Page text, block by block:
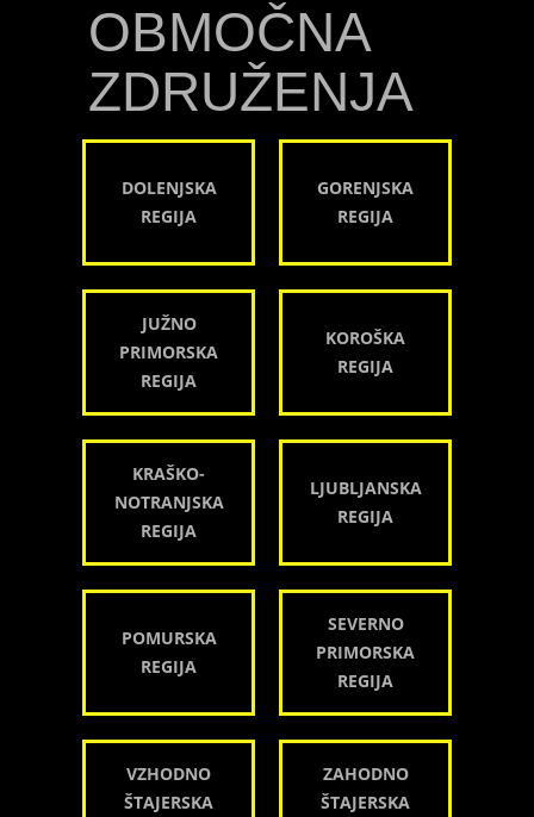
OBMOČNA
ZDRUŽENJA
DOLENJSKA
REGIJA
GORENJSKA
REGIJA
JUŽNO
PRIMORSKA
REGIJA
KOROŠKA
REGIJA
KRAŠKO-
NOTRANJSKA
REGIJA
LJUBLJANSKA
REGIJA
POMURSKA
REGIJA
SEVERNO
PRIMORSKA
REGIJA
VZHODNO
ŠTAJERSKA
ZAHODNO
ŠTAJERSKA